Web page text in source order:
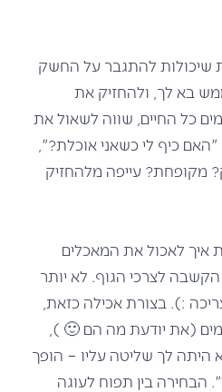
שיכולות להתגבר על החשק
בא לך, ולהחזיק את
כל החיים, שווה לשאול את
כיף לי כשאני אוכלת?",
מקופחת? עייפה מלהחזיק
איך לאכול את המאכלים
לצרכי הגוף. לא יותר
:). בצורת אכילה כזאת,
(את יודעת מה הם 🙂 ),
היתה לך שליטה עליו – הופך
הבחירה בין תפוח לעוגה